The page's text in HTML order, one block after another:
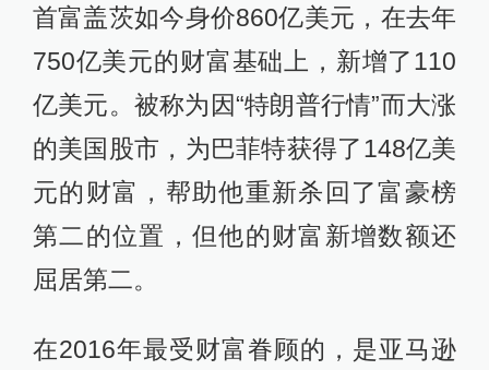
首富盖茨如今身价860亿美元，在去年
750亿美元的财富基础上，新增了110
亿美元。被称为因“特朗普行情”而大涨
的美国股市，为巴菲特获得了148亿美
元的财富，帮助他重新杀回了富豪榜
第二的位置，但他的财富新增数额还
屈居第二。
在2016年最受财富眷顾的，是亚马逊